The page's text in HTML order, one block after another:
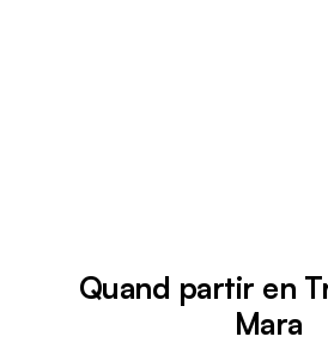
Quand partir en
Mara